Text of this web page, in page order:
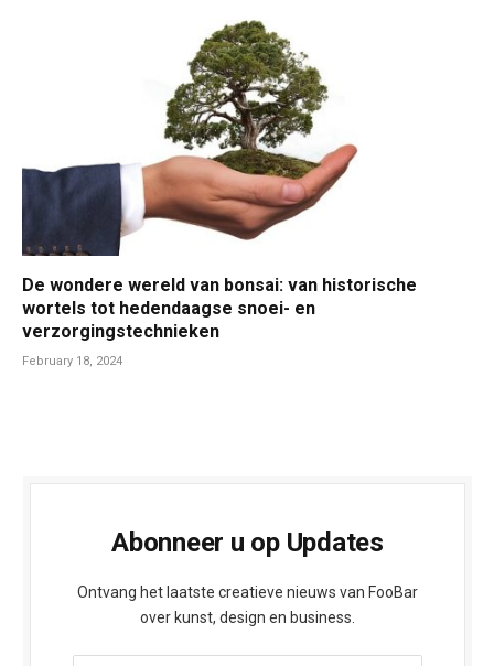
De wondere wereld van bonsai: van historische
wortels tot hedendaagse snoei- en
verzorgingstechnieken
February 18, 2024
Abonneer u op Updates
Ontvang het laatste creatieve nieuws van FooBar
over kunst, design en business.